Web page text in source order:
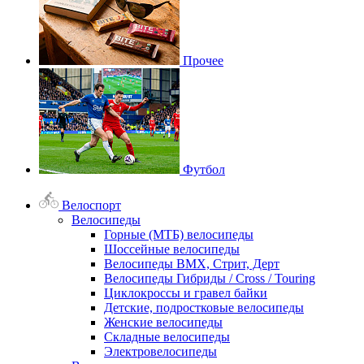
Прочее
Футбол
Велоспорт
Велосипеды
Горные (МТБ) велосипеды
Шоссейные велосипеды
Велосипеды BMX, Стрит, Дерт
Велосипеды Гибриды / Cross / Touring
Циклокроссы и гравел байки
Детские, подростковые велосипеды
Женские велосипеды
Складные велосипеды
Электровелосипеды